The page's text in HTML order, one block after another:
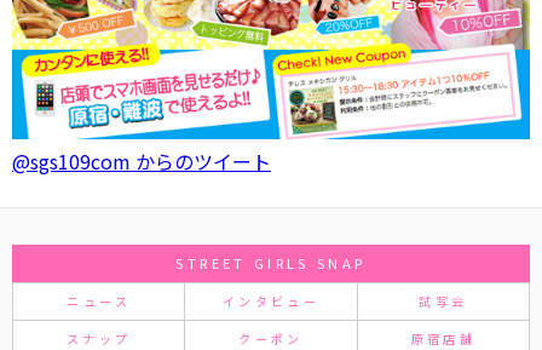
@sgs109com からのツイート
STREET GIRLS SNAP
ニュース インタビュー 試写会
スナップ クーポン 原宿店舗